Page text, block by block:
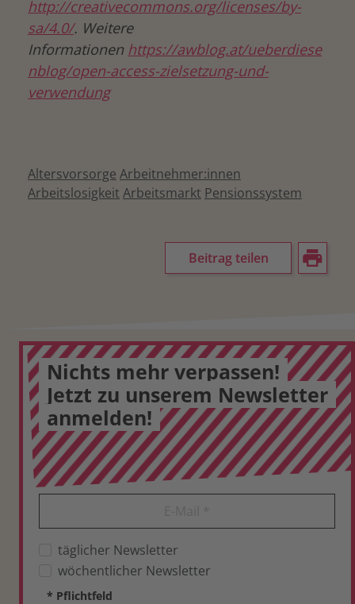
http://creativecommons.org/licenses/by-
sa/4.0/. Weitere
Informationen https://awblog.at/ueberdiese
nblog/open-access-zielsetzung-und-
verwendung
Altersvorsorge Arbeitnehmer:innen
Arbeitslosigkeit Arbeitsmarkt Pensionssystem
Beitrag teilen
Nichts mehr verpassen!
Jetzt zu unserem Newsletter
anmelden!
täglicher Newsletter
wöchentlicher Newsletter
* Pflichtfeld